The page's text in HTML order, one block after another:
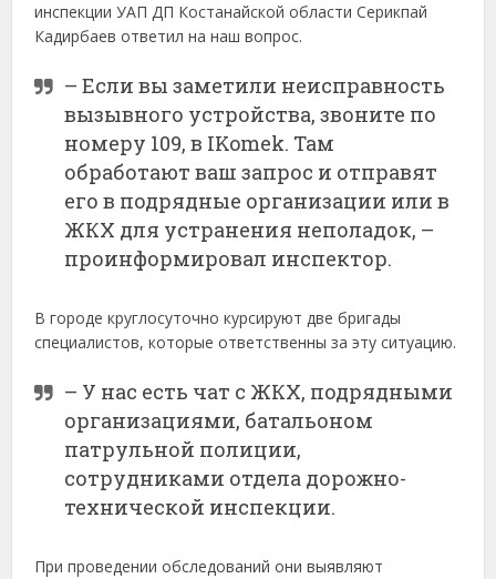
инспекции УАП ДП Костанайской области Серикпай
Кадирбаев ответил на наш вопрос.
– Если вы заметили неисправность
вызывного устройства, звоните по
номеру 109, в IKomek. Там
обработают ваш запрос и отправят
его в подрядные организации или в
ЖКХ для устранения неполадок, –
проинформировал инспектор.
В городе круглосуточно курсируют две бригады
специалистов, которые ответственны за эту ситуацию.
– У нас есть чат с ЖКХ, подрядными
организациями, батальоном
патрульной полиции,
сотрудниками отдела дорожно-
технической инспекции.
При проведении обследований они выявляют